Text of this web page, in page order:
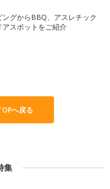
グからBBQ、アスレチック
スポットをご紹介
へ戻る
集